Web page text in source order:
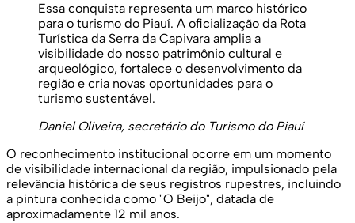
Essa conquista representa um marco histórico
para o turismo do Piauí. A oficialização da Rota
Turística da Serra da Capivara amplia a
visibilidade do nosso patrimônio cultural e
arqueológico, fortalece o desenvolvimento da
região e cria novas oportunidades para o
turismo sustentável.
Daniel Oliveira, secretário do Turismo do Piauí
O reconhecimento institucional ocorre em um momento
de visibilidade internacional da região, impulsionado pela
relevância histórica de seus registros rupestres, incluindo
a pintura conhecida como "O Beijo", datada de
aproximadamente 12 mil anos.